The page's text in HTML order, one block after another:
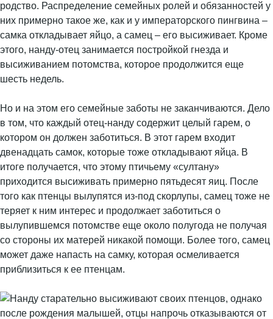
родство. Распределение семейных ролей и обязанностей у
них примерно такое же, как и у императорского пингвина –
самка откладывает яйцо, а самец – его высиживает. Кроме
этого, нанду-отец занимается постройкой гнезда и
высиживанием потомства, которое продолжится еще
шесть недель.
Но и на этом его семейные заботы не заканчиваются. Дело
в том, что каждый отец-нанду содержит целый гарем, о
котором он должен заботиться. В этот гарем входит
двенадцать самок, которые тоже откладывают яйца. В
итоге получается, что этому птичьему «султану»
приходится высиживать примерно пятьдесят яиц. После
того как птенцы вылупятся из-под скорлупы, самец тоже не
теряет к ним интерес и продолжает заботиться о
вылупившемся потомстве еще около полугода не получая
со стороны их матерей никакой помощи. Более того, самец
может даже напасть на самку, которая осмеливается
приблизиться к ее птенцам.